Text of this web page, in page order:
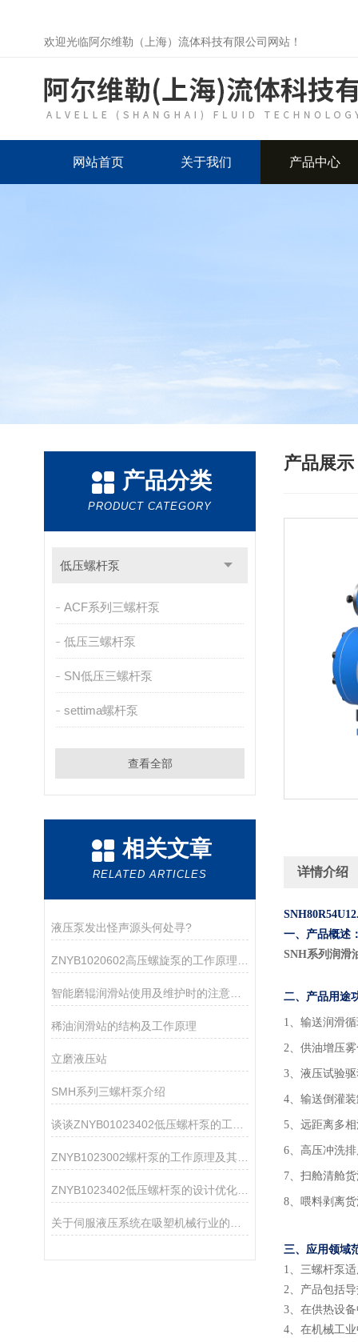
欢迎光临阿尔维勒（上海）流体科技有限公司网站！
网站首页 关于我们 产品中心
产品分类
PRODUCT CATEGORY
低压螺杆泵
ACF系列三螺杆泵
低压三螺杆泵
SN低压三螺杆泵
settima螺杆泵
查看全部
相关文章
RELATED ARTICLES
液压泵发出怪声源头何处寻?
智能磨辊润滑站使用及维护时的注意事项介绍
稀油润滑站的结构及工作原理
立磨液压站
SMH系列三螺杆泵介绍
ZNYB1023402低压螺杆泵的设计优化与改进
产品展示
详情介绍
一、产品概述
SNH系列润滑
二、产品用途
1、输送润滑
2、供油增压
3、液压试验
4、输送倒灌
5、远距离多
6、高压冲洗
7、扫舱清舱
8、喂料剥离
三、应用领域
1、 三螺杆泵
2、 产品包括
3、 在供热设
4、 在机械工